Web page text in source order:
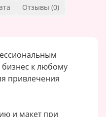
Отзывы (0)
к любому
привлечения
и макет при